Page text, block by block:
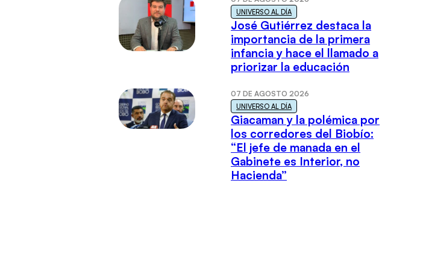
UNIVERSO AL DÍA
José Gutiérrez destaca la
importancia de la primera
infancia y hace el llamado a
priorizar la educación
07 DE AGOSTO 2026
UNIVERSO AL DÍA
Giacaman y la polémica por
los corredores del Biobío:
“El jefe de manada en el
Gabinete es Interior, no
Hacienda”